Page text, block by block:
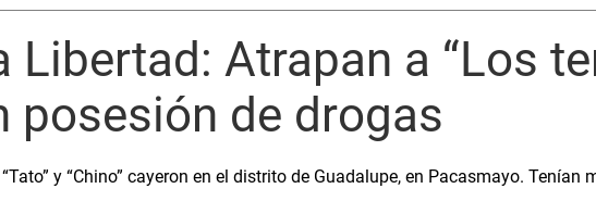
Libertad: Atrapan a “Los
posesión de drogas
y “Chino” cayeron en el distrito de Guadalupe, en Pacasmayo. Tenían